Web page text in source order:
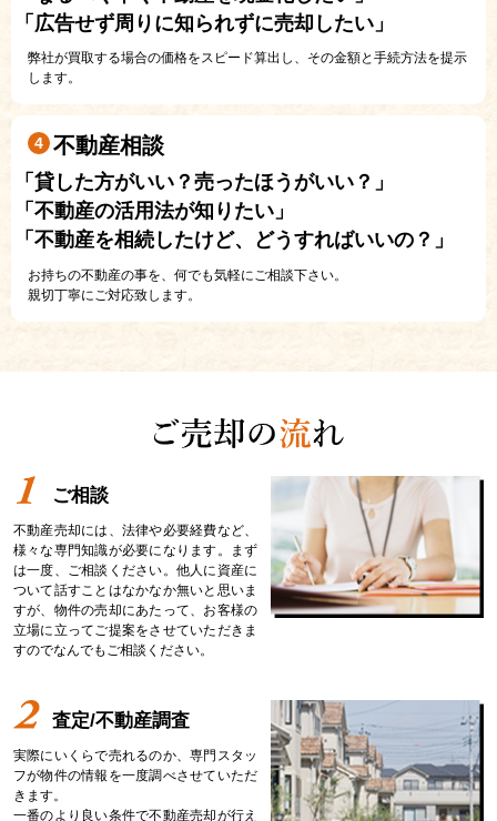
「広告せず周りに知られずに売却したい」
弊社が買取する場合の価格をスピード算出し、その金額と手続方法を提示
します。
4 不動産相談
「貸した方がいい？売ったほうがいい？」
「不動産の活用法が知りたい」
「不動産を相続したけど、どうすればいいの？」
お持ちの不動産の事を、何でも気軽にご相談下さい。
親切丁寧にご対応致します。
ご相談
不動産売却には、法律や必要経費など、
様々な専門知識が必要になります。まず
は一度、ご相談ください。他人に資産に
ついて話すことはなかなか無いと思いま
すが、物件の売却にあたって、お客様の
立場に立ってご提案をさせていただきま
すのでなんでもご相談ください。
査定/不動産調査
実際にいくらで売れるのか、専門スタッ
フが物件の情報を一度調べさせていただ
きます。
一番のより良い条件で不動産売却が行え